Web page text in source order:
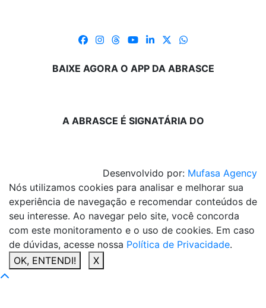
BAIXE AGORA O APP DA ABRASCE
A ABRASCE É SIGNATÁRIA DO
Desenvolvido por: Mufasa Agency
Nós utilizamos cookies para analisar e melhorar sua
experiência de navegação e recomendar conteúdos de
seu interesse. Ao navegar pelo site, você concorda
com este monitoramento e o uso de cookies. Em caso
de dúvidas, acesse nossa Política de Privacidade.
OK, ENTENDI!
X